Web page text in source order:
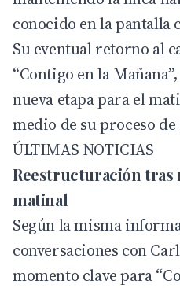
conocido en la pantalla
Su eventual retorno al
“Contigo en la
nueva etapa para el
medio de su proceso
ÚLTIMAS NOTICIAS
Reestructuración tras
matinal
Según la misma
conversaciones con
momento clave para